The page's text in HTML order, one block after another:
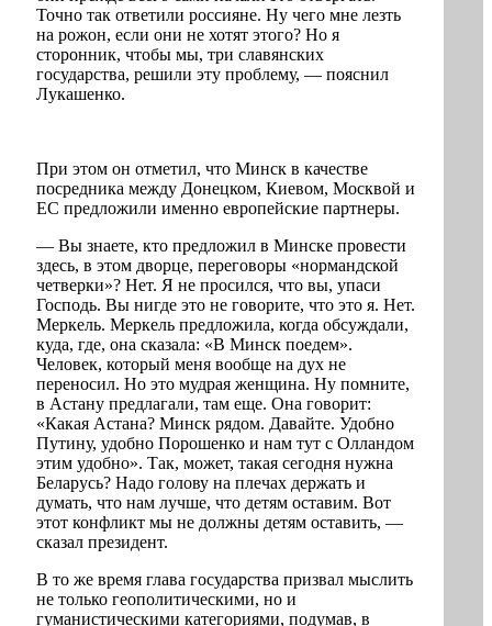
Точно так ответили россияне. Ну чего мне лезть
на рожон, если они не хотят этого? Но я
сторонник, чтобы мы, три славянских
государства, решили эту проблему, — пояснил
Лукашенко.
При этом он отметил, что Минск в качестве
посредника между Донецком, Киевом, Москвой и
ЕС предложили именно европейские партнеры.
— Вы знаете, кто предложил в Минске провести
здесь, в этом дворце, переговоры «нормандской
четверки»? Нет. Я не просился, что вы, упаси
Господь. Вы нигде это не говорите, что это я. Нет.
Меркель. Меркель предложила, когда обсуждали,
куда, где, она сказала: «В Минск поедем».
Человек, который меня вообще на дух не
переносил. Но это мудрая женщина. Ну помните,
в Астану предлагали, там еще. Она говорит:
«Какая Астана? Минск рядом. Давайте. Удобно
Путину, удобно Порошенко и нам тут с Олландом
этим удобно». Так, может, такая сегодня нужна
Беларусь? Надо голову на плечах держать и
думать, что нам лучше, что детям оставим. Вот
этот конфликт мы не должны детям оставить, —
сказал президент.
В то же время глава государства призвал мыслить
не только геополитическими, но и
гуманистическими категориями, подумав, в